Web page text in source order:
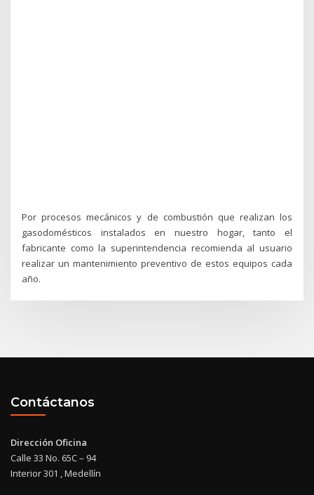
Por procesos mecánicos y de combustión que realizan los
gasodomésticos instalados en nuestro hogar, tanto el
fabricante como la superintendencia recomienda al usuario
realizar un mantenimiento preventivo de estos equipos cada
año.
Contáctanos
Dirección Oficina
Calle 33 No. 65C – 94
Interior 301 , Medellín